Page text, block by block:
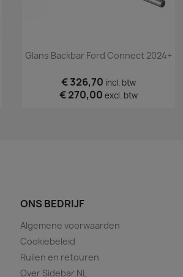
Snel bekijken
Glans Backbar Ford Connect 2024+
€ 326,70 incl. btw
€ 270,00 excl. btw
ONS BEDRIJF
Algemene voorwaarden
Cookiebeleid
Ruilen en retouren
Over Sidebar.NL